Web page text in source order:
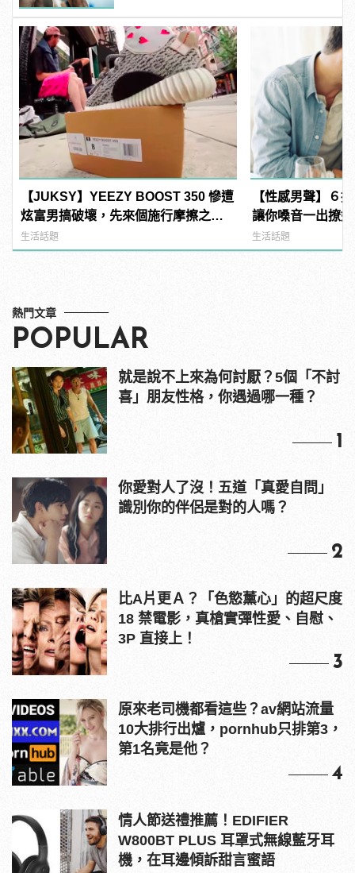
【JUKSY】YEEZY BOOST 350 慘遭
炫富男搞破壞，先來個施行摩擦之後
再把它們給...
生活話題
【性感男聲】６
讓你嗓音一出撩
生活話題
熱門文章
POPULAR
就是說不上來為何討厭？5個「不討
喜」朋友性格，你遇過哪一種？
1
你愛對人了沒！五道「真愛自問」
識別你的伴侶是對的人嗎？
2
比A片更Ａ？「色慾薰心」的超尺度
18 禁電影，真槍實彈性愛、自慰、
3P 直接上！
3
原來老司機都看這些？av網站流量
10大排行出爐，pornhub只排第3，
第1名竟是他？
4
情人節送禮推薦！EDIFIER
W800BT PLUS 耳罩式無線藍牙耳
機，在耳邊傾訴甜言蜜語